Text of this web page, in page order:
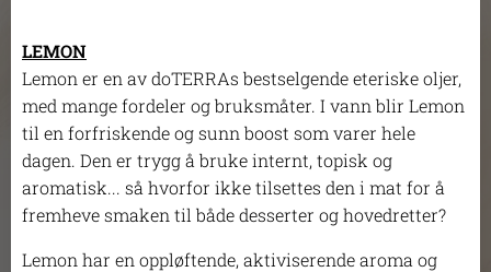
LEMON
Lemon er en av doTERRAs bestselgende eteriske oljer,
med mange fordeler og bruksmåter. I vann blir Lemon
til en forfriskende og sunn boost som varer hele
dagen. Den er trygg å bruke internt, topisk og
aromatisk... så hvorfor ikke tilsettes den i mat for å
fremheve smaken til både desserter og hovedretter?
Lemon har en oppløftende, aktiviserende aroma og